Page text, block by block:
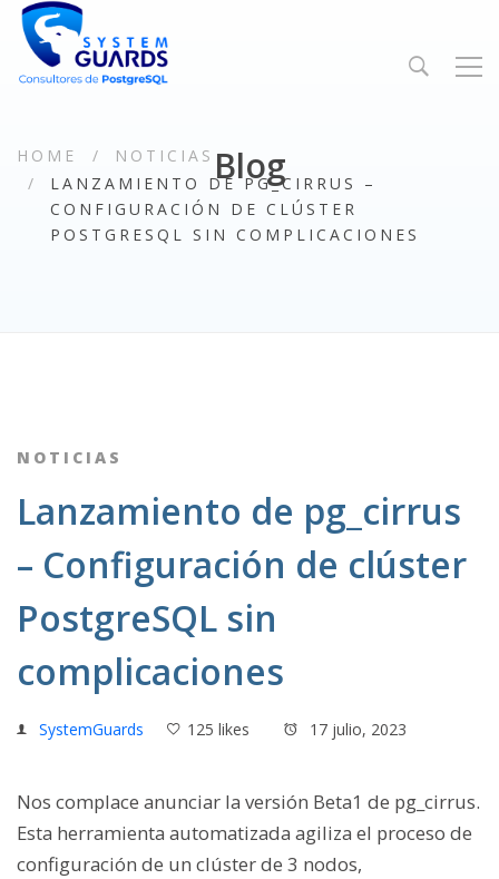
Blog
HOME
NOTICIAS
LANZAMIENTO DE PG_CIRRUS –
CONFIGURACIÓN DE CLÚSTER
POSTGRESQL SIN COMPLICACIONES
NOTICIAS
Lanzamiento de pg_cirrus
– Configuración de clúster
PostgreSQL sin
complicaciones
SystemGuards 125 likes 17 julio, 2023
Nos complace anunciar la versión Beta1 de pg_cirrus.
Esta herramienta automatizada agiliza el proceso de
configuración de un clúster de 3 nodos,